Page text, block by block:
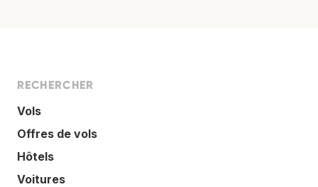
RECHERCHER
Vols
Offres de vols
Hôtels
Voitures